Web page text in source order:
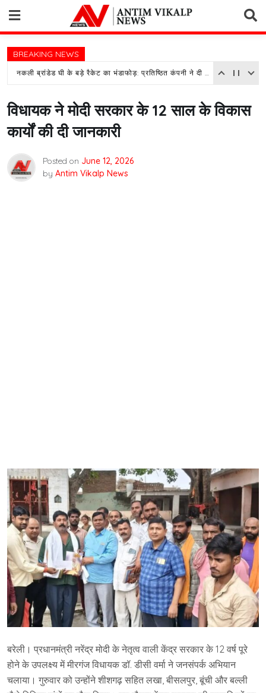
content
BREAKING NEWS
नकली ब्रांडेड घी के बड़े रैकेट का भंडाफोड़: प्रतिष्ठित कंपनी ने दी तहरीर, पुलिस जांच में जुटी
विधायक ने मोदी सरकार के 12 साल के विकास
कार्यों की दी जानकारी
Posted on June 12, 2026
by Antim Vikalp News
बरेली। प्रधानमंत्री नरेंद्र मोदी के नेतृत्व वाली केंद्र सरकार के 12 वर्ष पूरे
होने के उपलक्ष्य में मीरगंज विधायक डॉ. डीसी वर्मा ने जनसंपर्क अभियान
चलाया। गुरुवार को उन्होंने शीशगढ़ सहित लखा, बीसलपुर, बूंची और बल्ली